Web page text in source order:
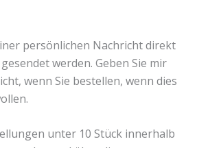
persönlichen Nachricht direkt
werden. Geben Sie mir
wenn Sie bestellen, wenn dies
unter 10 Stück innerhalb